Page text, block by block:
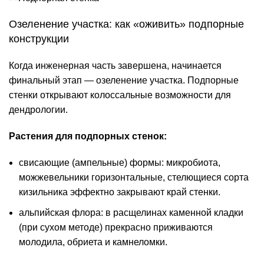
Озеленение участка: как «оживить» подпорные
конструкции
Когда инженерная часть завершена, начинается
финальный этап — озеленение участка. Подпорные
стенки открывают колоссальные возможности для
дендрологии.
Растения для подпорных стенок:
свисающие (ампельные) формы: микробиота,
можжевельники горизонтальные, стелющиеся сорта
кизильника эффектно закрывают край стенки.
альпийская флора: в расщелинах каменной кладки
(при сухом методе) прекрасно приживаются
молодила, обриета и камнеломки.